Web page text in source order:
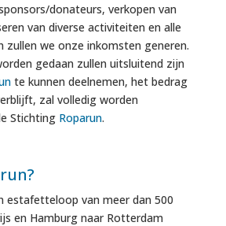
donateurs, verkopen van
van diverse activiteiten en alle
zullen we onze inkomsten generen.
gedaan zullen uitsluitend zijn
te kunnen deelnemen, het bedrag
zal volledig worden
Stichting Roparun.
estafetteloop van meer dan 500
en Hamburg naar Rotterdam